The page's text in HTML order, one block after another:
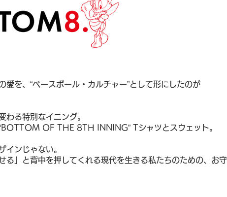
愛を、 “ベースボール・カルチャー”として形にしたのが
わる特別なイニング。
OF THE 8TH INNING” Tシャツとスウェット。
インじゃない。
る」と背中を押してくれる現代を生きる私たちのための、お守